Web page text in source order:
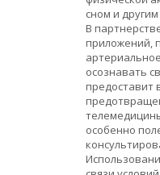
сном и
В
приложений,
осознавать
предоставит
особенно